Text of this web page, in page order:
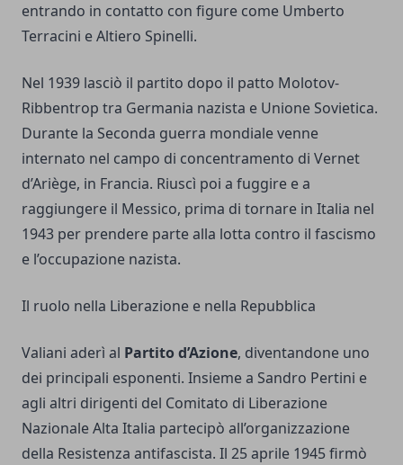
entrando in contatto con figure come Umberto
Terracini e Altiero Spinelli.
Nel 1939 lasciò il partito dopo il patto Molotov-
Ribbentrop tra Germania nazista e Unione Sovietica.
Durante la Seconda guerra mondiale venne
internato nel campo di concentramento di Vernet
d’Ariège, in Francia. Riuscì poi a fuggire e a
raggiungere il Messico, prima di tornare in Italia nel
1943 per prendere parte alla lotta contro il fascismo
e l’occupazione nazista.
Il ruolo nella Liberazione e nella Repubblica
Valiani aderì al Partito d’Azione, diventandone uno
dei principali esponenti. Insieme a Sandro Pertini e
agli altri dirigenti del Comitato di Liberazione
Nazionale Alta Italia partecipò all’organizzazione
della Resistenza antifascista. Il 25 aprile 1945 firmò